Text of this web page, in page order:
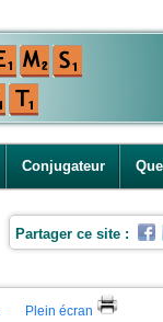
Conjugateur
Partager ce site :
Plein écran